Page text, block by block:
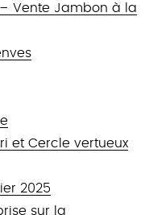
Vente Jambon à la
et Cercle vertueux
2025
sur la